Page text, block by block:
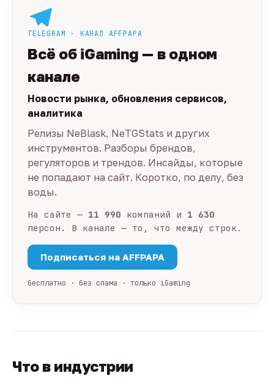
TELEGRAM · КАНАЛ AFFPAPA
Всё об iGaming — в одном
канале
Новости рынка, обновления сервисов,
аналитика
Релизы NeBlask, NeTGStats и других
инструментов. Разборы брендов,
регуляторов и трендов. Инсайды, которые
не попадают на сайт. Коротко, по делу, без
воды.
На сайте — 11 990 компаний и 1 630
персон. В канале — то, что между строк.
Подписаться на AFFPAPA
бесплатно · без спама · только iGaming
Что в индустрии